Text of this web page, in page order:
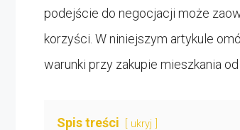
podejście do negocjacji może
korzyści. W niniejszym artykule
warunki przy zakupie mieszkania
Spis treści ukryj